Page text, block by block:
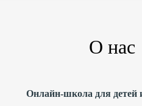
О нас
Онлайн-школа для детей